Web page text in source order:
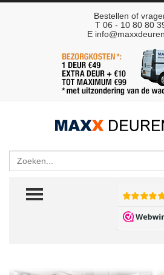
Bestellen of
T 06 - 10 80 80
E
Zoeken
TOGGLE